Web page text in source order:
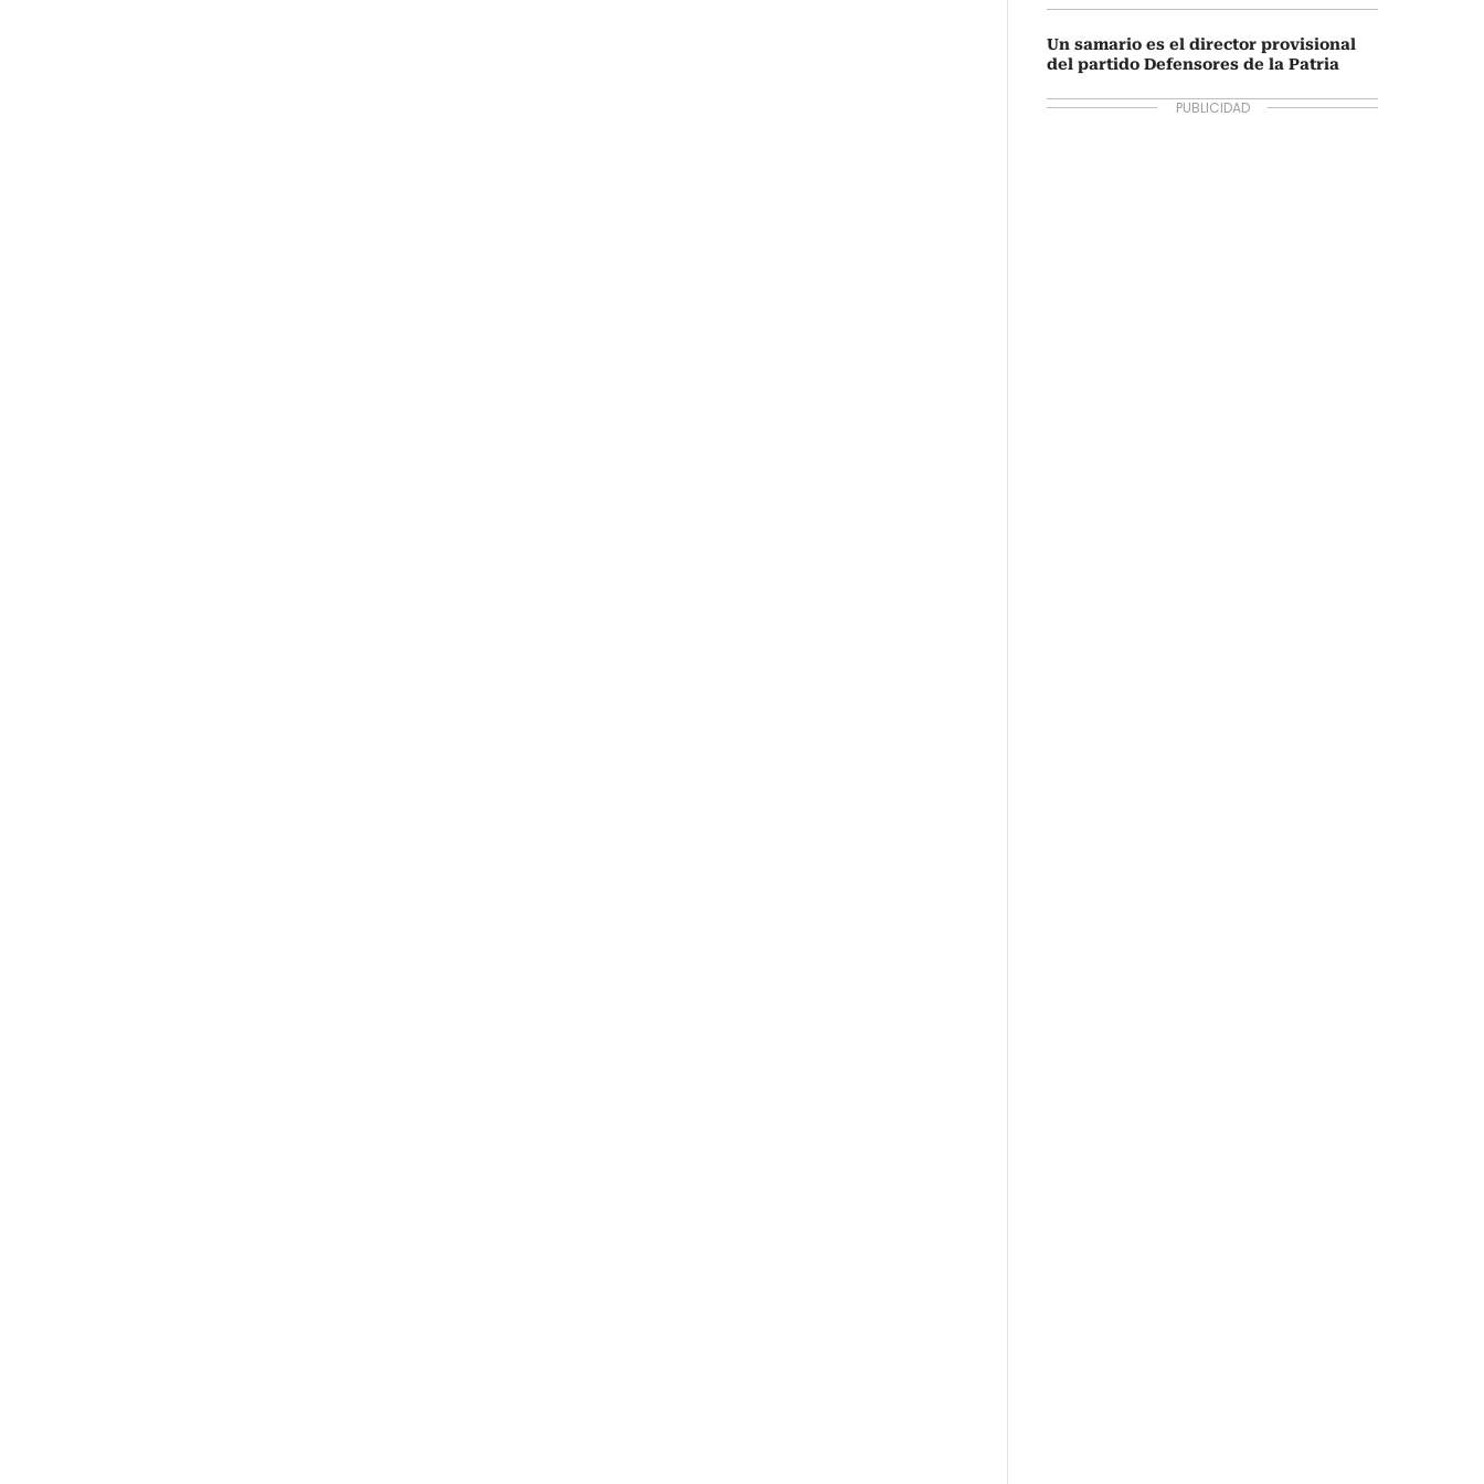
Un samario es el director provisional
del partido Defensores de la Patria